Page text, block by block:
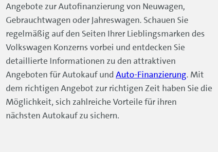
Angebote zur Autofinanzierung von Neuwagen,
Gebrauchtwagen oder Jahreswagen. Schauen Sie
regelmäßig auf den Seiten Ihrer Lieblingsmarken des
Volkswagen Konzerns vorbei und entdecken Sie
detaillierte Informationen zu den attraktiven
Angeboten für Autokauf und Auto-Finanzierung. Mit
dem richtigen Angebot zur richtigen Zeit haben Sie die
Möglichkeit, sich zahlreiche Vorteile für ihren
nächsten Autokauf zu sichern.